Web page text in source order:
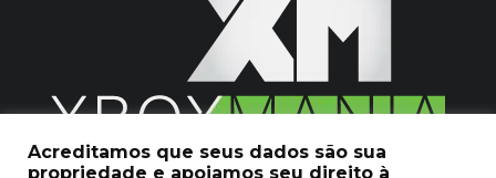
2020 © Xboxmania. Todos os Direitos Reservados.
Acreditamos que seus dados são sua
propriedade e apoiamos seu direito à